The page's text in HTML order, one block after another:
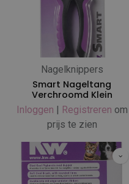
Nagelknippers
Smart Nageltang
Verchroomd Klein
Inloggen | Registreren om
prijs te zien